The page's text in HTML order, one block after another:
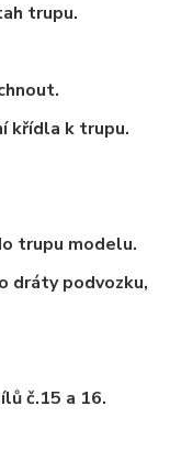
trupu.
křídla k trupu.
trupu modelu.
dráty podvozku,
č.15 a 16.